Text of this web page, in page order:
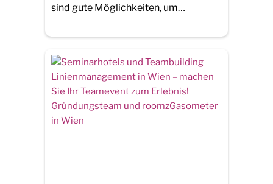
sind gute Möglichkeiten, um…